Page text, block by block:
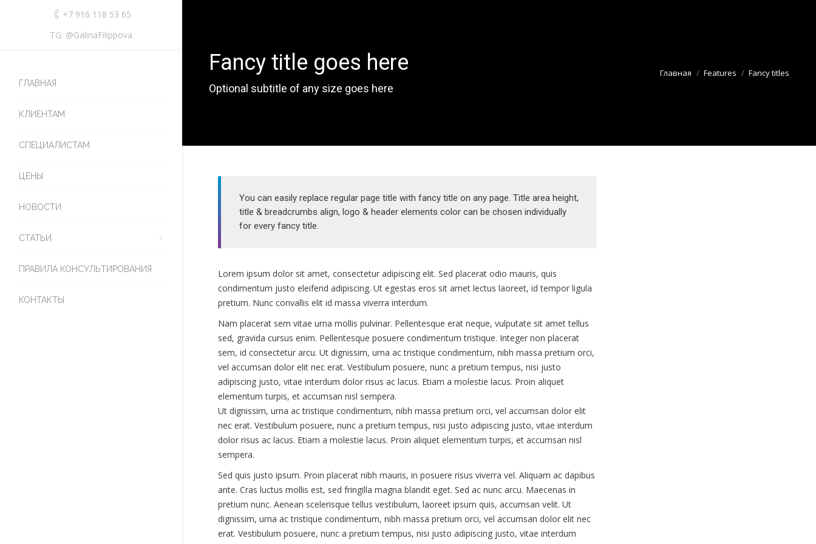
+7 916 118 53 65
TG: @GalinaFilippova
ГЛАВНАЯ
КЛИЕНТАМ
СПЕЦИАЛИСТАМ
ЦЕНЫ
НОВОСТИ
СТАТЬИ
ПРАВИЛА КОНСУЛЬТИРОВАНИЯ
КОНТАКТЫ
Fancy title goes here
Optional subtitle of any size goes here
Главная Features Fancy titles
You can easily replace regular page title with fancy title on any page. Title area height,
title & breadcrumbs align, logo & header elements color can be chosen individually
for every fancy title.
Lorem ipsum dolor sit amet, consectetur adipiscing elit. Sed placerat odio mauris, quis
condimentum justo eleifend adipiscing. Ut egestas eros sit amet lectus laoreet, id tempor ligula
pretium. Nunc convallis elit id massa viverra interdum.
Nam placerat sem vitae urna mollis pulvinar. Pellentesque erat neque, vulputate sit amet tellus
sed, gravida cursus enim. Pellentesque posuere condimentum tristique. Integer non placerat
sem, id consectetur arcu. Ut dignissim, urna ac tristique condimentum, nibh massa pretium orci,
vel accumsan dolor elit nec erat. Vestibulum posuere, nunc a pretium tempus, nisi justo
adipiscing justo, vitae interdum dolor risus ac lacus. Etiam a molestie lacus. Proin aliquet
elementum turpis, et accumsan nisl sempera.
Ut dignissim, urna ac tristique condimentum, nibh massa pretium orci, vel accumsan dolor elit
nec erat. Vestibulum posuere, nunc a pretium tempus, nisi justo adipiscing justo, vitae interdum
dolor risus ac lacus. Etiam a molestie lacus. Proin aliquet elementum turpis, et accumsan nisl
sempera.
Sed quis justo ipsum. Proin placerat nibh mauris, in posuere risus viverra vel. Aliquam ac dapibus
ante. Cras luctus mollis est, sed fringilla magna blandit eget. Sed ac nunc arcu. Maecenas in
pretium nunc. Aenean scelerisque tellus vestibulum, laoreet ipsum quis, accumsan velit. Ut
dignissim, urna ac tristique condimentum, nibh massa pretium orci, vel accumsan dolor elit nec
erat. Vestibulum posuere, nunc a pretium tempus, nisi justo adipiscing justo, vitae interdum